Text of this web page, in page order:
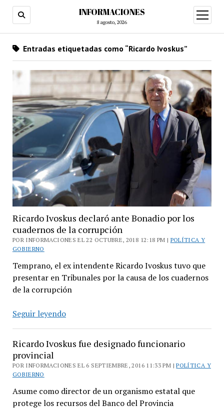
INFORMACIONES
8 agosto, 2026
abrir
menú
Entradas etiquetadas como “Ricardo Ivoskus”
Ricardo Ivoskus declaró ante Bonadio por los
cuadernos de la corrupción
POR INFORMACIONES EL 22 OCTUBRE, 2018 12:18 PM | POLÍTICA Y
GOBIERNO
Temprano, el ex intendente Ricardo Ivoskus tuvo que
presentar en Tribunales por la causa de los cuadernos
de la corrupción
Seguir leyendoRicardo
ante
Bonadio
cuadernos
de
Ricardo Ivoskus fue designado funcionario
provincial
POR INFORMACIONES EL 6 SEPTIEMBRE, 2016 11:33 PM |POLÍTICA Y
GOBIERNO
Asume como director de un organismo estatal que
protege los recursos del Banco del Provincia